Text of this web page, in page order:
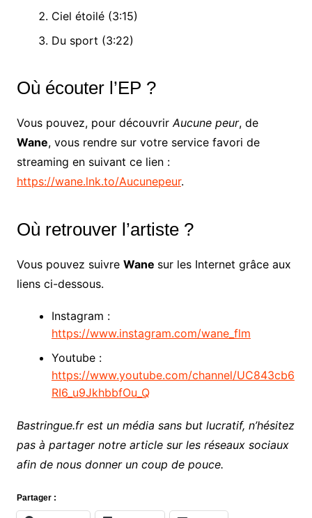
Ciel étoilé (3:15)
Du sport (3:22)
Où écouter l’EP ?
Vous pouvez, pour découvrirAucune peur, de
Wane, vous rendre sur votre service favori de
streaming en suivant ce lien :
https://wane.lnk.to/Aucunepeur.
Où retrouver l’artiste ?
Vous pouvez suivre Wane sur les Internet grâce aux
liens ci-dessous.
Instagram :
https://www.instagram.com/wane_flm
Youtube :
https://www.youtube.com/channel/UC843cb6
RI6_u9JkhbbfOu_Q
Bastringue.fr est un média sans but lucratif, n’hésitez
pas à partager notre article sur les réseaux sociaux
afin de nous donner un coup de pouce.
Partager :